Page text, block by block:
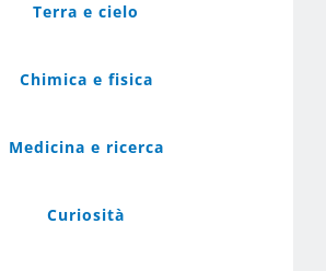
Terra e cielo
Chimica e fisica
Medicina e ricerca
Curiosità